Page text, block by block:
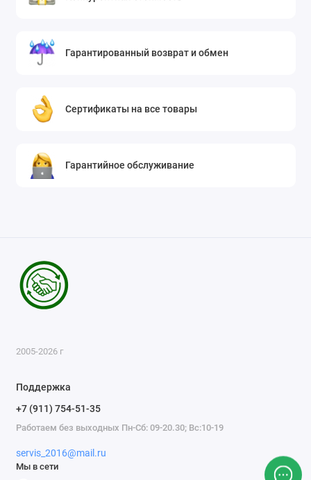
Гарантированный возврат и обмен
Сертификаты на все товары
Гарантийное обслуживание
2005-2026 г
Поддержка
+7 (911) 754-51-35
Работаем без выходных Пн-Сб: 09-20.30; Вс:10-19
servis_2016@mail.ru
Мы в сети